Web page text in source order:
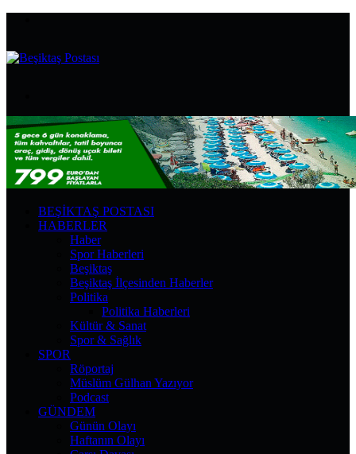
...
BEŞIKTAŞ POSTASI
HABERLER
Haber
Spor Haberleri
Beşiktaş
Beşiktaş İlçesinden Haberler
Politika
Politika Haberleri
Kültür & Sanat
Spor & Sağlık
SPOR
Röportaj
Müslüm Gülhan Yazıyor
Podcast
GÜNDEM
Günün Olayı
Haftanın Olayı